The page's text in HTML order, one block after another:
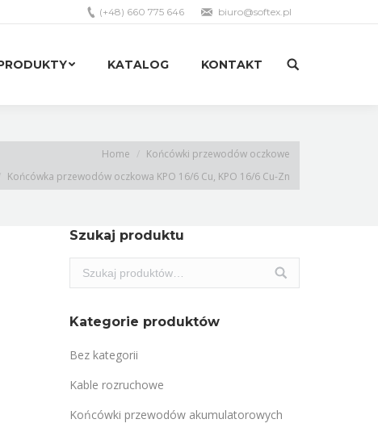
(+48) 660 775 646 biuro@softex.pl
KATALOG KONTAKT Search:
Home
Końcówki przewodów oczkowe
Końcówka przewodów oczkowa KPO 16/6 Cu, KPO 16/6 Cu-Zn
Szukaj produktu
Kategorie produktów
Bez kategorii
Kable rozruchowe
Końcówki przewodów akumulatorowych